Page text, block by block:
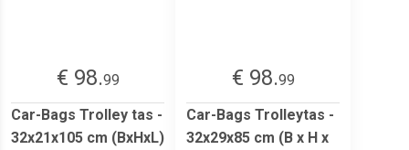
€ 98.99
Car-Bags Trolley tas -
32x21x105 cm (BxHxL)
€ 98.99
Car-Bags Trolleytas -
32x29x85 cm (B x H x